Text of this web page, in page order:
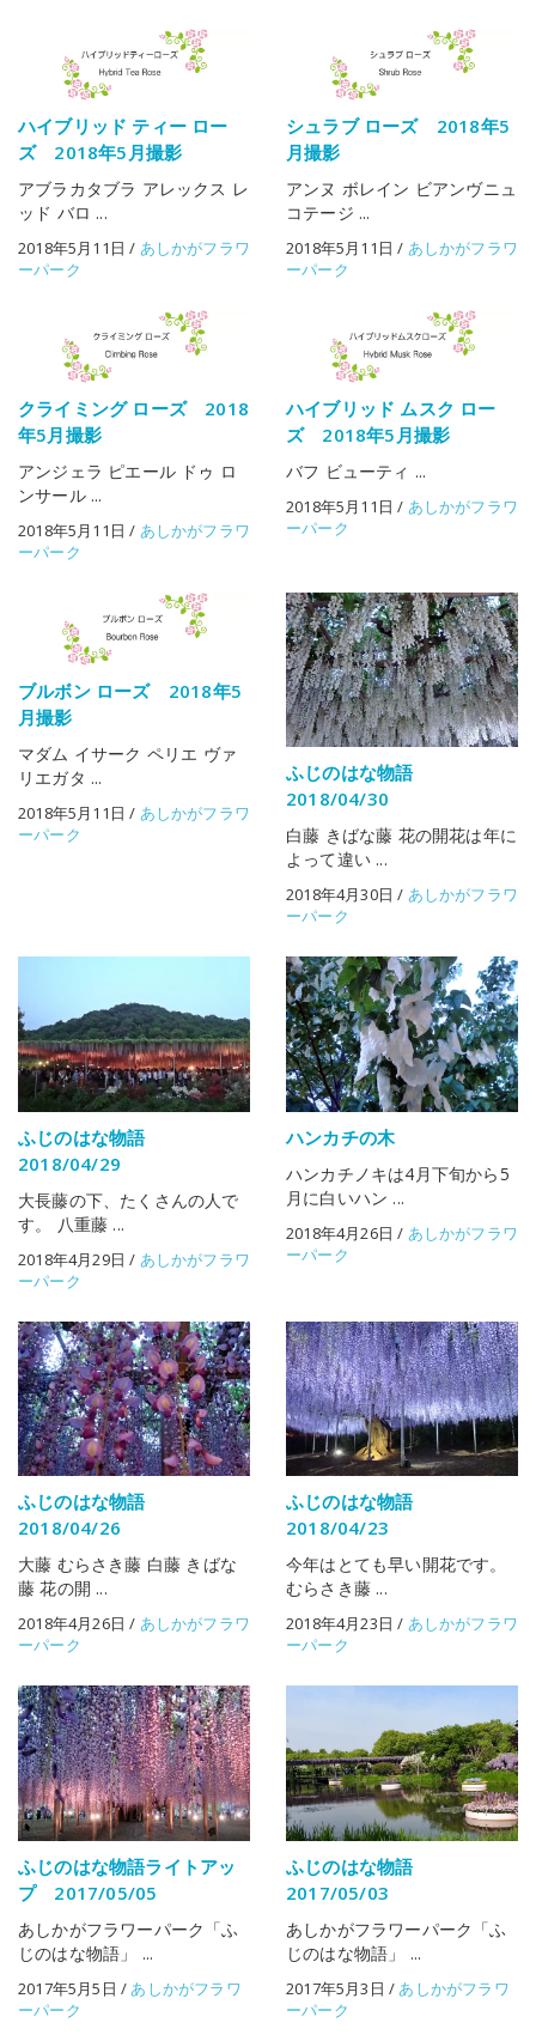
ハイブリッド ティー ロー
ズ 2018年5月撮影
アブラカタブラ アレックス レ
ッド バロ ...
2018年5月11日 / あしかがフラワ
ーパーク
シュラブ ローズ 2018年5
月撮影
アンヌ ボレイン ビアンヴニュ
コテージ ...
2018年5月11日 / あしかがフラワ
ーパーク
クライミング ローズ 2018
年5月撮影
アンジェラ ピエール ドゥ ロ
ンサール ...
2018年5月11日 / あしかがフラワ
ーパーク
ハイブリッド ムスク ロー
ズ 2018年5月撮影
バフ ビューティ ...
2018年5月11日 / あしかがフラワ
ーパーク
ブルボン ローズ 2018年5
月撮影
マダム イサーク ペリエ ヴァ
リエガタ ...
2018年5月11日 / あしかがフラワ
ーパーク
ふじのはな物語
2018/04/30
白藤 きばな藤 花の開花は年に
よって違い ...
2018年4月30日 / あしかがフラワ
ーパーク
ふじのはな物語
2018/04/29
大長藤の下、たくさんの人で
す。 八重藤 ...
2018年4月29日 / あしかがフラワ
ーパーク
ハンカチの木
ハンカチノキは4月下旬から5
月に白いハン ...
2018年4月26日 / あしかがフラワ
ーパーク
ふじのはな物語
2018/04/26
大藤 むらさき藤 白藤 きばな
藤 花の開 ...
2018年4月26日 / あしかがフラワ
ーパーク
ふじのはな物語
2018/04/23
今年はとても早い開花です。
むらさき藤 ...
2018年4月23日 / あしかがフラワ
ーパーク
ふじのはな物語ライトアッ
プ 2017/05/05
あしかがフラワーパーク「ふ
じのはな物語」 ...
2017年5月5日 /あしかがフラワ
ーパーク
ふじのはな物語
2017/05/03
あしかがフラワーパーク「ふ
じのはな物語」 ...
2017年5月3日 /あしかがフラワ
ーパーク